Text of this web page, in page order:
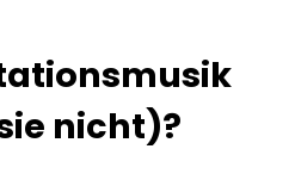
nicht)?